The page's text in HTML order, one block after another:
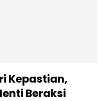
Kepastian,
Beraksi